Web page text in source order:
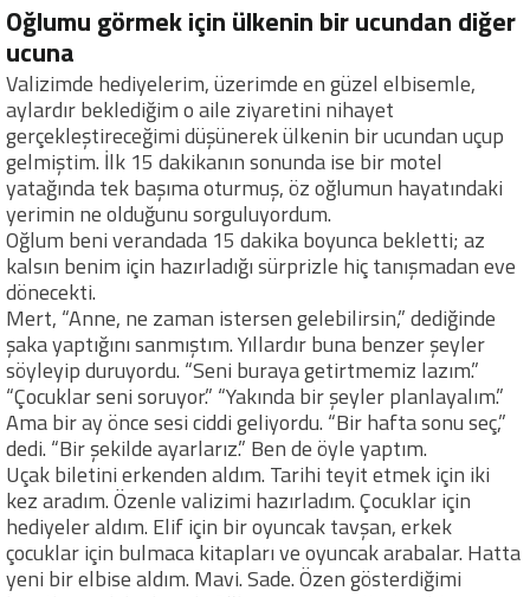
Oğlumu görmek için ülkenin bir ucundan diğer
ucuna
Valizimde hediyelerim, üzerimde en güzel elbisemle,
aylardır beklediğim o aile ziyaretini nihayet
gerçekleştireceğimi düşünerek ülkenin bir ucundan uçup
gelmiştim. İlk 15 dakikanın sonunda ise bir motel
yatağında tek başıma oturmuş, öz oğlumun hayatındaki
yerimin ne olduğunu sorguluyordum.
Oğlum beni verandada 15 dakika boyunca bekletti; az
kalsın benim için hazırladığı sürprizle hiç tanışmadan eve
dönecekti.
Mert, “Anne, ne zaman istersen gelebilirsin,” dediğinde
şaka yaptığını sanmıştım. Yıllardır buna benzer şeyler
söyleyip duruyordu. “Seni buraya getirtmemiz lazım.”
“Çocuklar seni soruyor.” “Yakında bir şeyler planlayalım.”
Ama bir ay önce sesi ciddi geliyordu. “Bir hafta sonu seç,”
dedi. “Bir şekilde ayarlarız.” Ben de öyle yaptım.
Uçak biletini erkenden aldım. Tarihi teyit etmek için iki
kez aradım. Özenle valizimi hazırladım. Çocuklar için
hediyeler aldım. Elif için bir oyuncak tavşan, erkek
çocuklar için bulmaca kitapları ve oyuncak arabalar. Hatta
yeni bir elbise aldım. Mavi. Sade. Özen gösterdiğimi